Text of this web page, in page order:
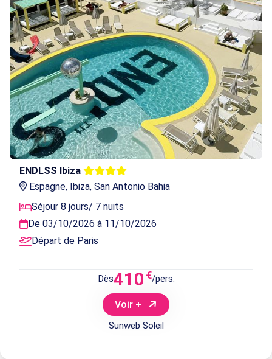
ENDLSS Ibiza
Espagne, Ibiza, San Antonio Bahia
Séjour 8 jours/ 7 nuits
De 03/10/2026 à 11/10/2026
Départ de Paris
Dès410 €/pers.
Voir +
Sunweb Soleil